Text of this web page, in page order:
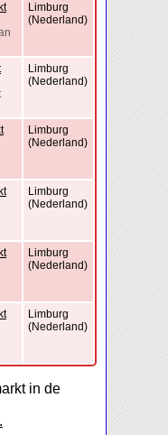
Limburg
(Nederland)
Limburg
(Nederland)
Limburg
(Nederland)
Limburg
(Nederland)
Limburg
(Nederland)
Limburg
(Nederland)
in de